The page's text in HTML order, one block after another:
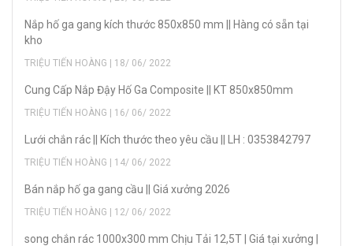
Nắp hố ga gang kích thước 850x850 mm || Hàng có sẵn tại
kho
TRIỆU TIẾN HOÀNG | 18/ 06/ 2022
Cung Cấp Nắp Đậy Hố Ga Composite || KT 850x850mm
TRIỆU TIẾN HOÀNG | 16/ 06/ 2022
Lưới chắn rác || Kích thước theo yêu cầu || LH : 0353842797
TRIỆU TIẾN HOÀNG | 14/ 06/ 2022
Bán nắp hố ga gang cầu || Giá xưởng 2026
TRIỆU TIẾN HOÀNG | 12/ 06/ 2022
song chắn rác 1000x300 mm Chịu Tải 12,5T | Giá tại xưởng |